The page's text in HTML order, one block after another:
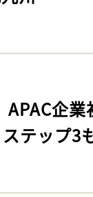
APAC企
テップ3